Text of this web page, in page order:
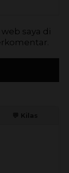
saya di